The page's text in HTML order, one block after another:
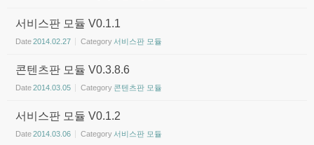
서비스판 모듈 V0.1.1
Date2014.02.27 Category 서비스판 모듈
콘텐츠판 모듈 V0.3.8.6
Date2014.03.05 Category 콘텐츠판 모듈
서비스판 모듈 V0.1.2
Date2014.03.06 Category 서비스판 모듈